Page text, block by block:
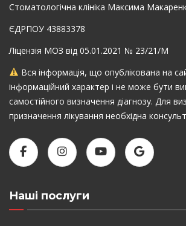
Стоматологічна клініка Максима
ЄДРПОУ 43883378
Ліцензія МОЗ від 05.01.2021 № 23/21/М
Вся інформація, що опублікована на
інформаційний характер і не може бути
самостійного визначення діагнозу. Для
призначення лікування необхідна
Наші послуги